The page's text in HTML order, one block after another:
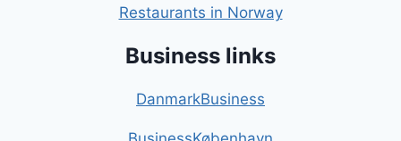
Restaurants in Norway
Business links
DanmarkBusiness